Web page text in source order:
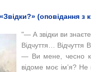
(оповідання з
"— А звідки ви
Відчуття…
— Ви мене, чесно
відоме моє ім’я? Не